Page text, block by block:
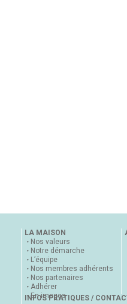
LA MAISON
Nos valeurs
Notre démarche
L’équipe
Nos membres adhérents
Nos partenaires
Adhérer
En images
INFOS PRATIQUES /